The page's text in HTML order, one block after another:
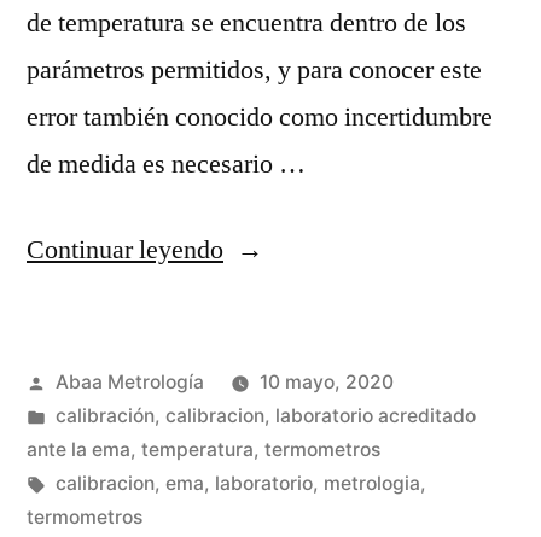
de temperatura se encuentra dentro de los
parámetros permitidos, y para conocer este
error también conocido como incertidumbre
de medida es necesario …
Continuar leyendo“¿Por
importante
la
calibración
Publicado
por
Abaa Metrología
10 mayo, 2020
Publicada
en
calibración, calibracion, laboratorio acreditado
ante la ema, temperatura, termometros
Etiquetas:
calibracion, ema, laboratorio, metrologia,
termometros